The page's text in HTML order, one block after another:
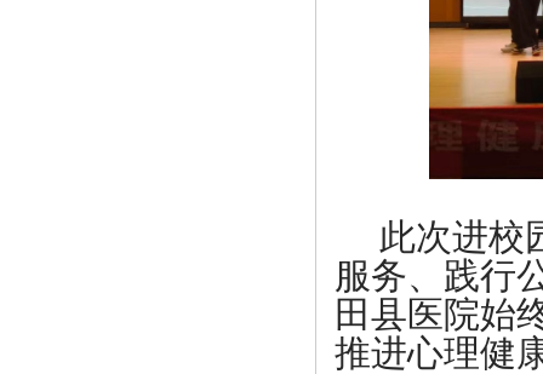
此次进校
服务、践行
田县医院始
推进心理健